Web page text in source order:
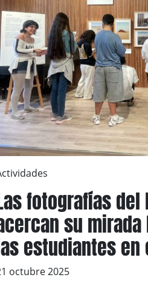
fotografías del
su
estudiantes en
octubre 2025